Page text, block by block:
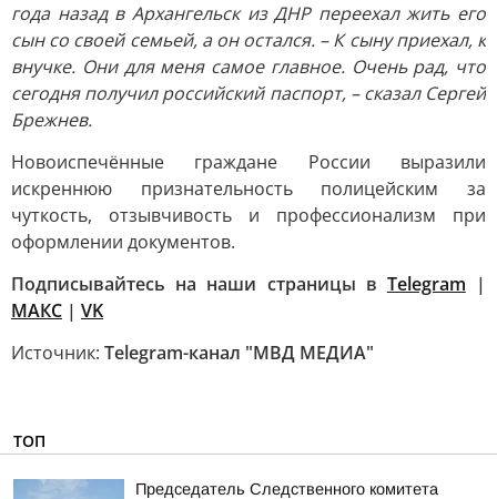
года назад в Архангельск из ДНР переехал жить его
сын со своей семьей, а он остался. – К сыну приехал, к
внучке. Они для меня самое главное. Очень рад, что
сегодня получил российский паспорт, – сказал Сергей
Брежнев.
Новоиспечённые граждане России выразили
искреннюю признательность полицейским за
чуткость, отзывчивость и профессионализм при
оформлении документов.
Подписывайтесь на наши страницы в Telegram |
МАКС | VK
Источник: Telegram-канал "МВД МЕДИА"
ТОП
Председатель Следственного комитета